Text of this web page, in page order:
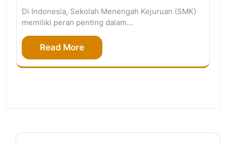
Di Indonesia, Sekolah Menengah Kejuruan (SMK)
memiliki peran penting dalam…
Read More